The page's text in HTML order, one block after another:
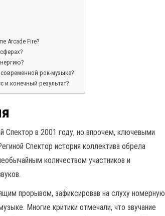
Arcade Fire?
рок-музыке?
и конечный результат?
Спектор в 2001 году, но впрочем, ключевыми
Спектор история коллектива обрела
количеством участников и
прорывом, зафиксировав на слуху номерную
Многие критики отмечали, что звучание